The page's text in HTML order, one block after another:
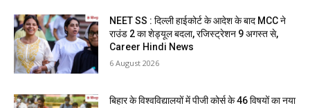
NEET SS : दिल्ली हाईकोर्ट के आदेश के बाद MCC ने
राउंड 2 का शेड्यूल बदला, रजिस्ट्रेशन 9 अगस्त से,
Career Hindi News
6 August 2026
बिहार के विश्वविद्यालयों में पीजी कोर्स के 46 विषयों का नया